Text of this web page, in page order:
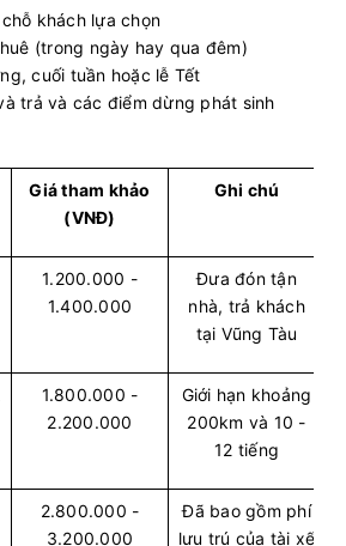
khách lựa chọn
(trong ngày hay qua đêm)
cuối tuần hoặc lễ Tết
trả và các điểm dừng phát sinh
Giá tham khảo
(VNĐ)
Ghi chú
1.200.000 -
1.400.000
Đưa đón tận
nhà, trả khách
tại Vũng Tàu
1.800.000 -
2.200.000
Giới hạn khoảng
200km và 10 -
12 tiếng
2.800.000 -
3.200.000
Đã bao gồm phí
lưu trú của tài xế